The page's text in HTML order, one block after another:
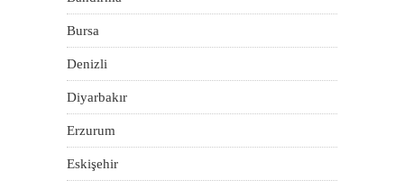
Bursa
Denizli
Diyarbakır
Erzurum
Eskişehir